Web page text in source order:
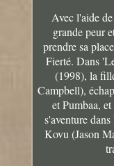
Avec l'aide
grande peur
prendre sa
Fierté. Dans
(1998), la
Campbell),
et Pumbaa,
s'aventure
Kovu (Jason